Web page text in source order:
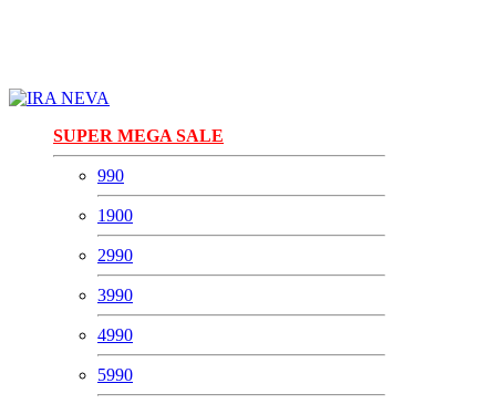
SUPER MEGA SALE
990
1900
2990
3990
4990
5990